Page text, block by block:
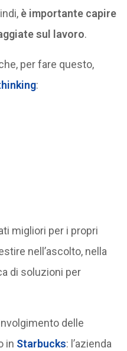
è importante capire
sul lavoro.
per fare questo,
:
migliori per i propri
nell’ascolto, nella
di soluzioni per
delle
in Starbucks: l’azienda